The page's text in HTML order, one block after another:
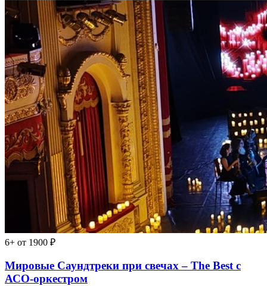
6+ от 1900 ₽
Мировые Саундтреки при свечах – The Best с
АСО-оркестром